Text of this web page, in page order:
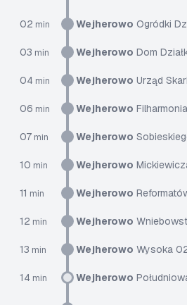
02 min Wejherowo Ogródki
03 min Wejherowo Dom
04 min Wejherowo Urząd
06 min Wejherowo
07 min Wejherowo
10 min Wejherowo
11 min Wejherowo
12 min Wejherowo
13 min Wejherowo Wysoka
14 min Wejherowo